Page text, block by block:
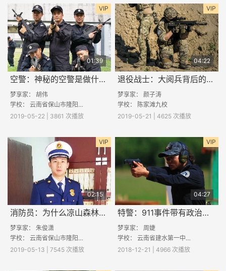
VIP
01:39
空警：神秘的空警是做什么的呢？
梦享家： 胡伟
学校： 云南省保山市隆阳区彭海中学
2019-05-22 | 3861 次播放
VIP
04:22
退役战士：大阅兵背后的故事
梦享家： 颜子涛
学校：
陈家滩九校
2019-05-21 | 4625 次播放
VIP
02:15
消防员：为什么凉山森林大火中有那么多消防员英勇牺牲
梦享家： 朱俊潇
学校： 云南省保山市隆阳区老营中学
2019-05-13 | 7545 次播放
VIP
04:27
特警：911事件带有政治目的吗？
梦享家： 周婕
学校： 云南省建水第一中学
2018-12-21 | 4966 次播放